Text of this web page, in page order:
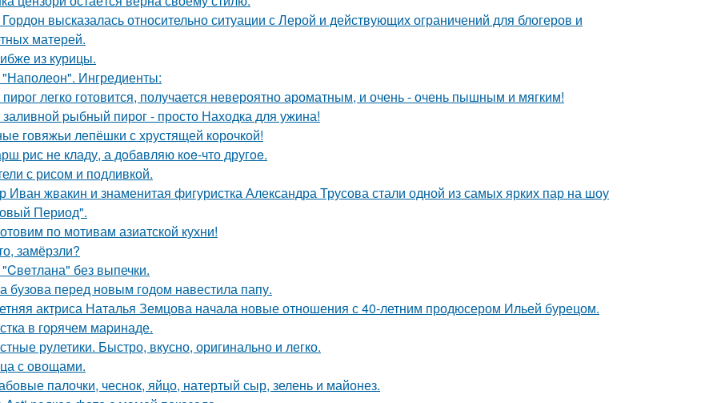
Гордон высказалась относительно ситуации с Лерой и действующих ограничений для блогеров и
матерей.
из курицы.
"Наполеон". Ингредиенты:
пирог легко готовится, получается невероятно ароматным, и очень - очень пышным и мягким!
заливной pыбный пирог - просто Находка для ужина!
говяжьи лепёшки с хрустящей корочкой!
рис не кладу, а дoбaвляю кoe-что другoe.
с рисом и подливкой.
Иван жвакин и знаменитая фигуристка Александра Трусова стали одной из самых ярких пар на шоу
Период".
по мотивам азиатской кухни!
замёрзли?
без выпечки.
бузова перед новым годом навестила папу.
актриса Наталья Земцова начала новые отношения с 40-летним продюсером Ильей бурецом.
в гоpячем маpинаде.
рулетики. Быстро, вкусно, оригинально и легко.
с овощами.
палочки, чеснок, яйцо, натертый сыр, зелень и майонез.